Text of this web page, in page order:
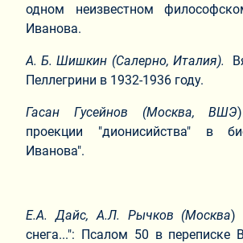
одном неизвестном
Иванова.
А. Б. Шишкин (Салерно, Италия).
Пеллегрини в 1932-1936 году.
Гасан Гусейнов (Москва, ВШЭ
проекции "дионисийства" в
Иванова".
Е.А. Дайс, А.Л. Рычков (Москва)
снега...": Псалом 50 в переписке